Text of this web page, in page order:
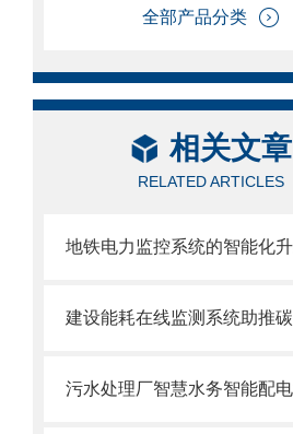
全部产品分类
相关文章
RELATED ARTICLES